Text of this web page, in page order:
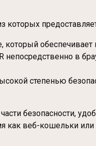
обеспечивает
в
степенью
безопасности,
веб-кошельки